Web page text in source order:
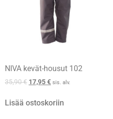
NIVA kevät-housut 102
35,90€ 17,95€ sis. alv.
Lisää ostoskoriin